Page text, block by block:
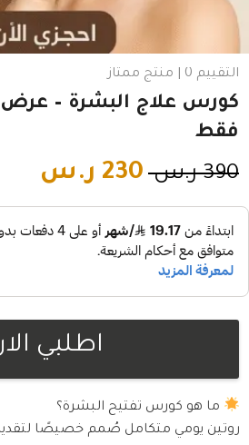
التقييم 0 | منتج ممتاز
فقط
390 ر.س 230 ر.س
اطلبي
ما هو كورس تفتيح البشرة؟
روتين يومي متكامل صُمم خصيصًا